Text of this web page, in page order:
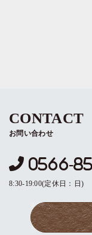
CONTACT
お問い合わせ
0566-
8:30-19:00(定休日：日)